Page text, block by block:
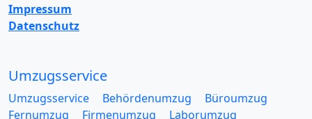
Impressum
Datenschutz
Umzugsservice
Umzugsservice Behördenumzug
Büroumzug
Fernumzug
Firmenumzug
Laborumzug